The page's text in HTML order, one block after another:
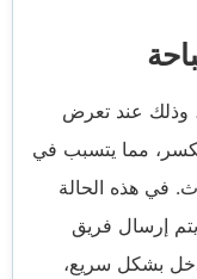
وذلك عند تعرض
مما يتسبب في
في هذه الحالة
إرسال فريق
بشكل سريع،